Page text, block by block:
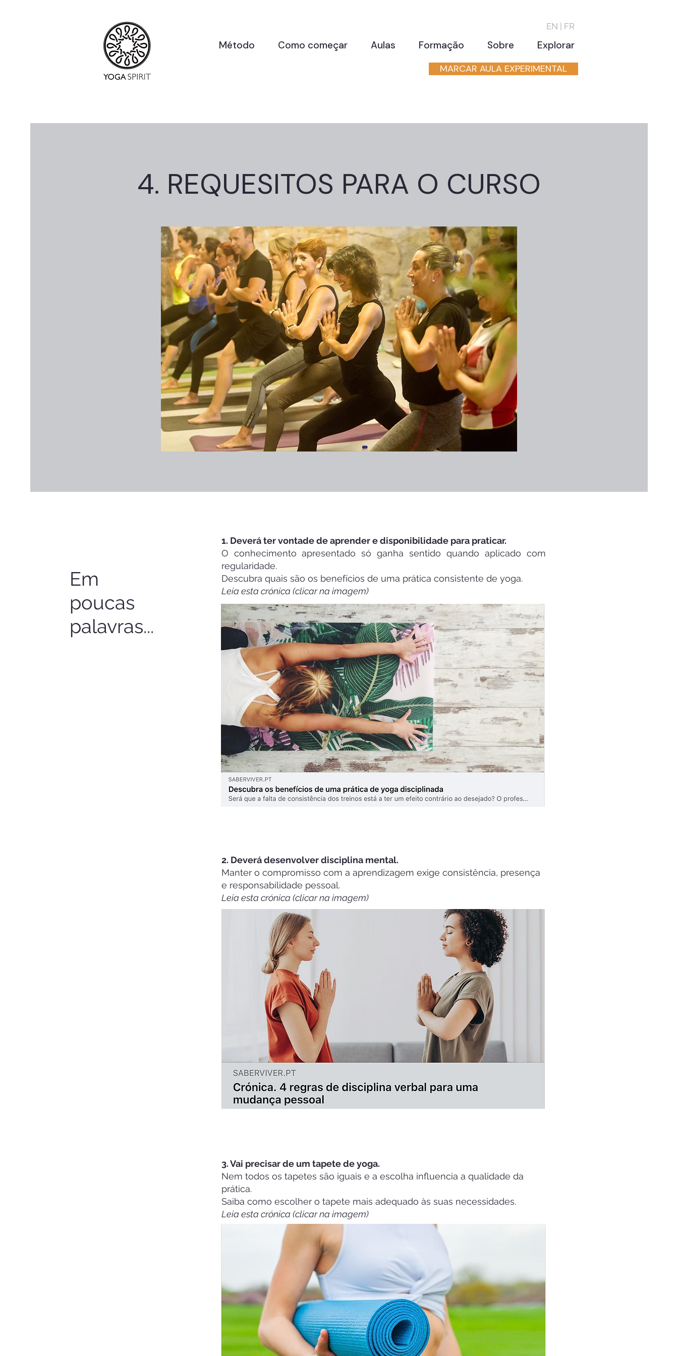
EN | FR
Método Como começar Aulas Formação Sobre Explorar
MARCAR AULA EXPERIMENTAL
4. REQUESITOS PARA O CURSO
Em
poucas
palavras...
1. Deverá ter vontade de aprender e disponibilidade para praticar.
O conhecimento apresentado só ganha sentido quando aplicado com
regularidade.
Descubra quais são os benefícios de uma prática consistente de yoga.
Leia esta crónica (clicar na imagem)
2. Deverá desenvolver disciplina mental.
Manter o compromisso com a aprendizagem exige consistência, presença
e responsabilidade pessoal.
Leia esta crónica (clicar na imagem)
3. Vai precisar de um tapete de yoga.
Nem todos os tapetes são iguais e a escolha influencia a qualidade da
prática.
Saiba como escolher o tapete mais adequado às suas necessidades.
Leia esta crónica (clicar na imagem)